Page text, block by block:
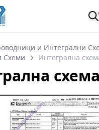
и Интегрални
Схеми
Интегрална